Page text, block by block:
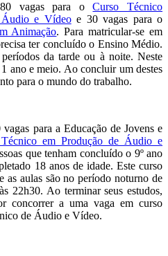
80 vagas para oCurso Técnico
Áudio e Vídeoe 30 vagas para o
Animação. Para matricular-se em
ter concluído o Ensino Médio.
da tarde ou à noite. Neste
ano e meio. Ao concluir um destes
para o mundo do trabalho.
vagas para a Educação de Jovens e
em Produção de Áudio e
que tenham concluído o 9º ano
18 anos de idade. Este curso
as aulas são no período noturno de
22h30. Ao terminar seus estudos,
concorrer a uma vaga em curso
de Áudio e Vídeo.